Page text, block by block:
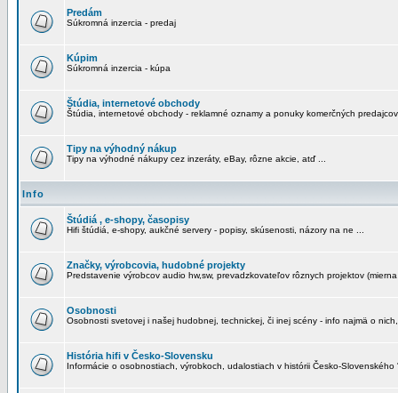
Predám
Súkromná inzercia - predaj
Kúpim
Súkromná inzercia - kúpa
Štúdia, internetové obchody
Štúdia, internetové obchody - reklamné oznamy a ponuky komerčných predajcov
Tipy na výhodný nákup
Tipy na výhodné nákupy cez inzeráty, eBay, rôzne akcie, atď ...
Info
Štúdiá , e-shopy, časopisy
Hifi štúdiá, e-shopy, aukčné servery - popisy, skúsenosti, názory na ne ...
Značky, výrobcovia, hudobné projekty
Predstavenie výrobcov audio hw,sw, prevadzkovateľov rôznych projektov
Osobnosti
Osobnosti svetovej i našej hudobnej, technickej, či inej scény - info najmä o
História hifi v Česko-Slovensku
Informácie o osobnostiach, výrobkoch, udalostiach v histórii Česko-Slovenského